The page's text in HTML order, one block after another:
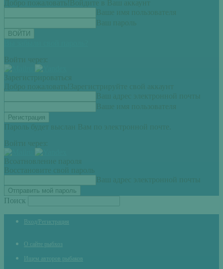
Добро пожаловать! Войдите в Ваш аккаунт
Ваше имя пользователя
Ваш пароль
Войти через:
Зарегистрироваться
Добро пожаловать! Зарегистрируйте свой аккаунт
Ваш адрес электронной почты
Ваше имя пользователя
Пароль будет выслан Вам по электронной почте.
Войти через:
Всоатновление пароля
Восстановите свой пароль
Ваш адрес электронной почты
Поиск
Вход/Регистрация
О сайте рыбхоз
Ищем авторов рыбаков